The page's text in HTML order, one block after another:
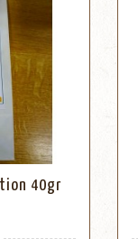
40gr